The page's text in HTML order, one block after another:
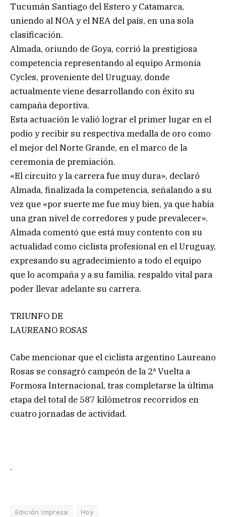
Tucumán Santiago del Estero y Catamarca,
uniendo al NOA y el NEA del país, en una sola
clasificación.
Almada, oriundo de Goya, corrió la prestigiosa
competencia representando al equipo Armonía
Cycles, proveniente del Uruguay, donde
actualmente viene desarrollando con éxito su
campaña deportiva.
Esta actuación le valió lograr el primer lugar en el
podio y recibir su respectiva medalla de oro como
el mejor del Norte Grande, en el marco de la
ceremonia de premiación.
«El circuito y la carrera fue muy dura», declaró
Almada, finalizada la competencia, señalando a su
vez que «por suerte me fue muy bien, ya que había
una gran nivel de corredores y pude prevalecer».
Almada comentó que está muy contento con su
actualidad como ciclista profesional en el Uruguay,
expresando su agradecimiento a todo el equipo
que lo acompaña y a su familia, respaldo vital para
poder llevar adelante su carrera.
TRIUNFO DE
LAUREANO ROSAS
Cabe mencionar que el ciclista argentino Laureano
Rosas se consagró campeón de la 2ª Vuelta a
Formosa Internacional, tras completarse la última
etapa del total de 587 kilómetros recorridos en
cuatro jornadas de actividad.
.
Edición Impresa Hoy